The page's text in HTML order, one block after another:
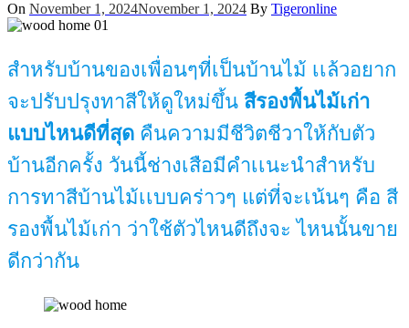
On November 1, 2024November 1, 2024 By Tigeronline
สำหรับบ้านของเพื่อนๆที่เป็นบ้านไม้ เเล้วอยาก
จะปรับปรุงทาสีให้ดูใหม่ขึ้น สีรองพื้นไม้เก่า
แบบไหนดีที่สุด คืนความมีชีวิตชีวาให้กับตัว
บ้านอีกครั้ง วันนี้ช่างเสือมีคำเเนะนำสำหรับ
การทาสีบ้านไม้เเบบคร่าวๆ แต่ที่จะเน้นๆ คือ สี
รองพื้นไม้เก่า ว่าใช้ตัวไหนดีถึงจะ ไหนนั้นขาย
ดีกว่ากัน